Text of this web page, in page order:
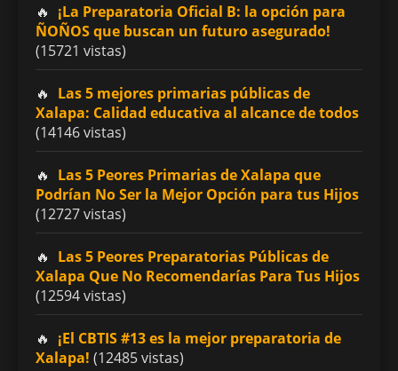
¡La Preparatoria Oficial B: la opción para
ÑOÑOS que buscan un futuro asegurado!
(15721 vistas)
Las 5 mejores primarias públicas de
Xalapa: Calidad educativa al alcance de todos
(14146 vistas)
Las 5 Peores Primarias de Xalapa que
Podrían No Ser la Mejor Opción para tus Hijos
(12727 vistas)
Las 5 Peores Preparatorias Públicas de
Xalapa Que No Recomendarías Para Tus Hijos
(12594 vistas)
¡El CBTIS #13 es la mejor preparatoria de
Xalapa! (12485 vistas)